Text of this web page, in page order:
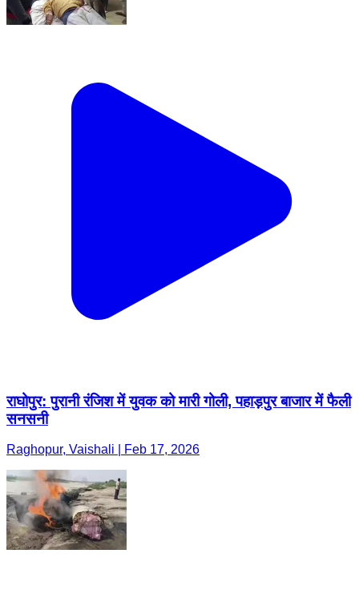
राघोपुर: पुरानी रंजिश में युवक को मारी गोली, पहाड़पुर बाजार में फैली
सनसनी
Raghopur, Vaishali | Feb 17, 2026